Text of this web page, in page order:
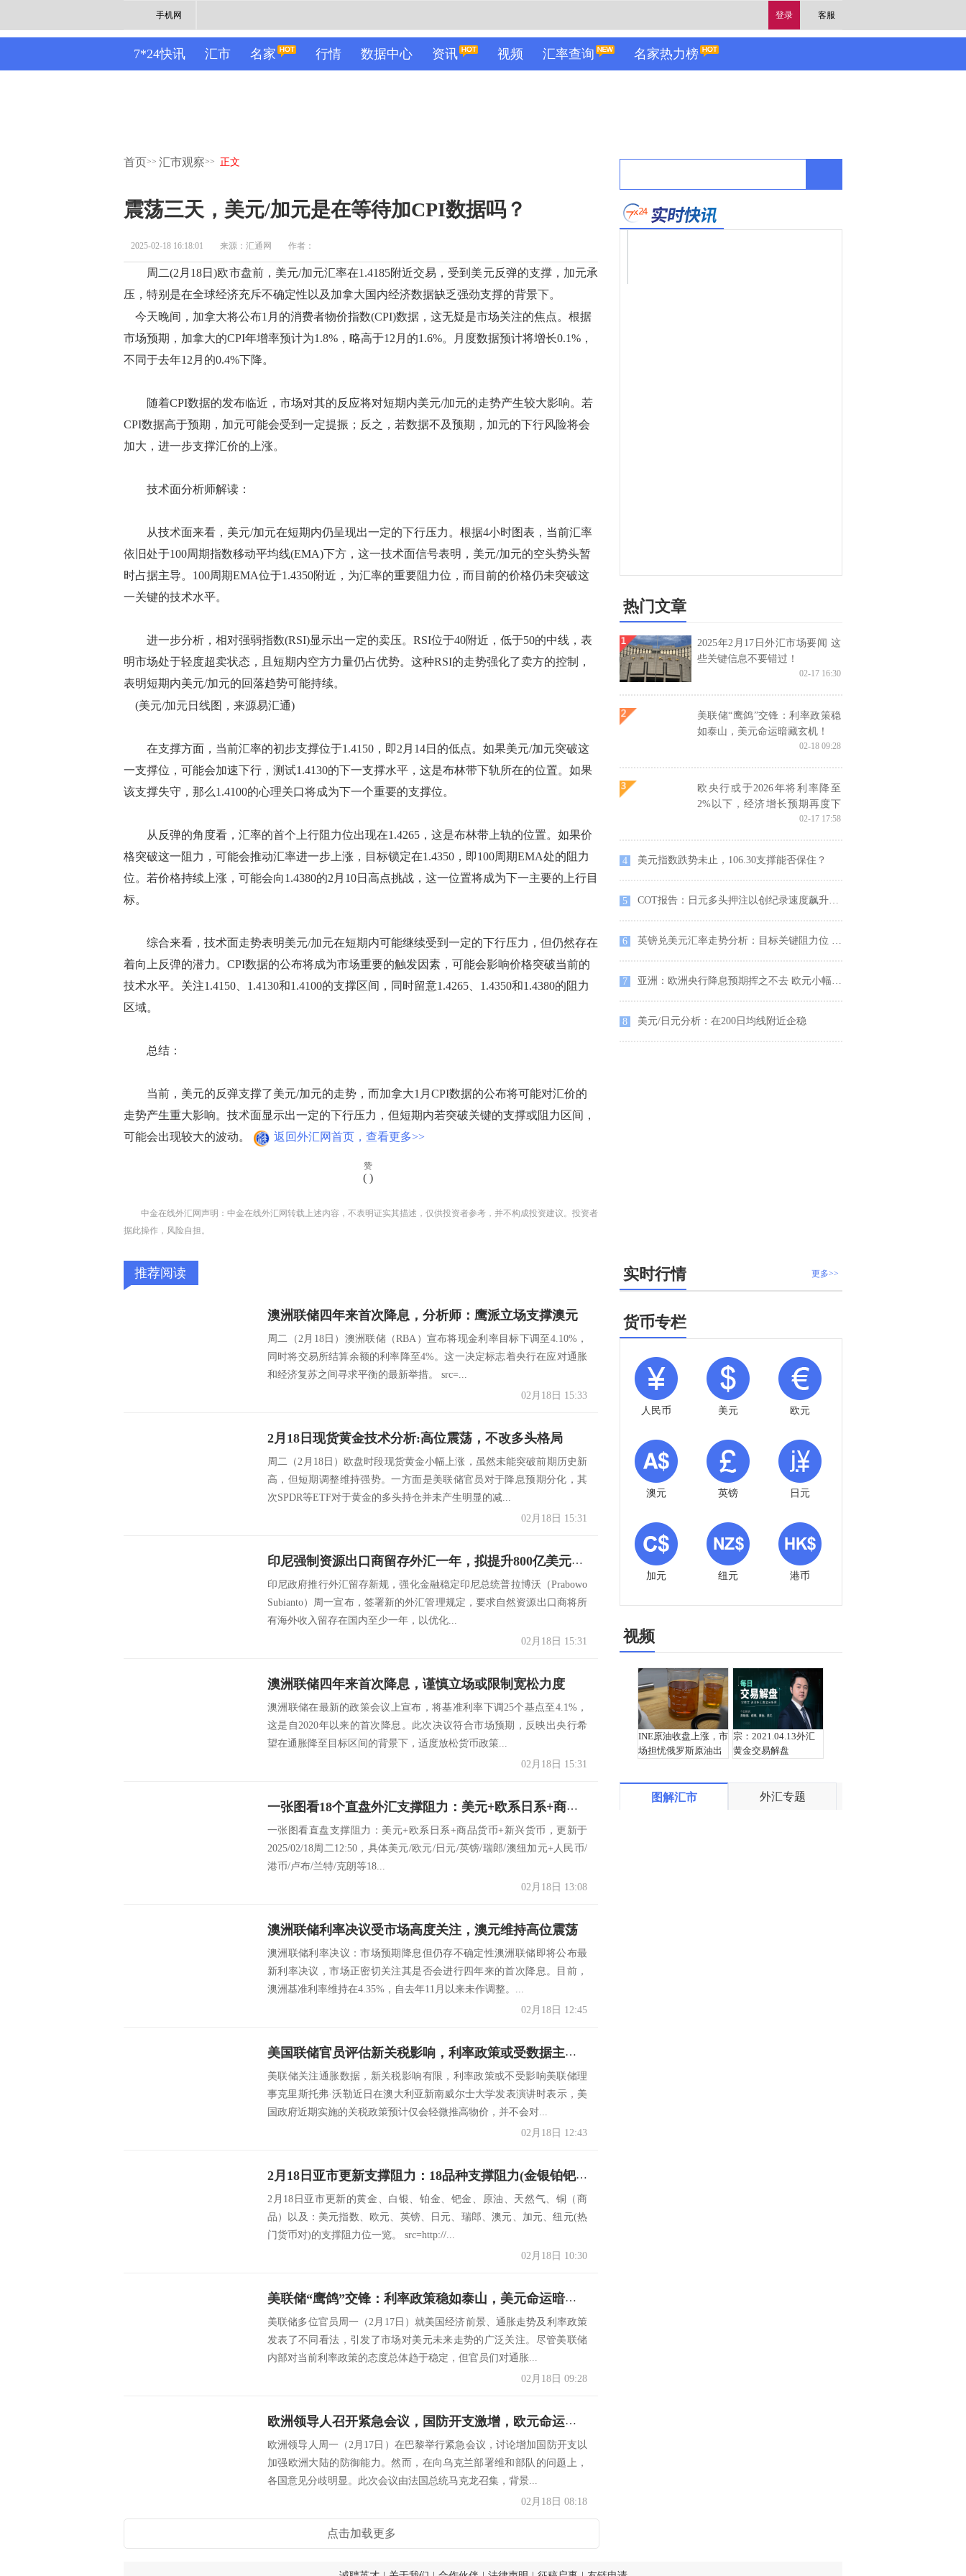
登录 客服
手机网
7*24快讯 汇市 名家 行情 数据中心 资讯 视频 汇率查询 名家热力榜
首页>> 汇市观察>> 正文
震荡三天，美元/加元是在等待加CPI数据吗？
2025-02-18 16:18:01 来源：汇通网 作者：
周二(2月18日)欧市盘前，美元/加元汇率在1.4185附近交易，受到美元反弹的支撑，加元承
压，特别是在全球经济充斥不确定性以及加拿大国内经济数据缺乏强劲支撑的背景下。
今天晚间，加拿大将公布1月的消费者物价指数(CPI)数据，这无疑是市场关注的焦点。根据
市场预期，加拿大的CPI年增率预计为1.8%，略高于12月的1.6%。月度数据预计将增长0.1%，
不同于去年12月的0.4%下降。
随着CPI数据的发布临近，市场对其的反应将对短期内美元/加元的走势产生较大影响。若
CPI数据高于预期，加元可能会受到一定提振；反之，若数据不及预期，加元的下行风险将会
加大，进一步支撑汇价的上涨。
技术面分析师解读：
从技术面来看，美元/加元在短期内仍呈现出一定的下行压力。根据4小时图表，当前汇率
依旧处于100周期指数移动平均线(EMA)下方，这一技术面信号表明，美元/加元的空头势头暂
时占据主导。100周期EMA位于1.4350附近，为汇率的重要阻力位，而目前的价格仍未突破这
一关键的技术水平。
进一步分析，相对强弱指数(RSI)显示出一定的卖压。RSI位于40附近，低于50的中线，表
明市场处于轻度超卖状态，且短期内空方力量仍占优势。这种RSI的走势强化了卖方的控制，
表明短期内美元/加元的回落趋势可能持续。
(美元/加元日线图，来源易汇通)
在支撑方面，当前汇率的初步支撑位于1.4150，即2月14日的低点。如果美元/加元突破这
一支撑位，可能会加速下行，测试1.4130的下一支撑水平，这是布林带下轨所在的位置。如果
该支撑失守，那么1.4100的心理关口将成为下一个重要的支撑位。
从反弹的角度看，汇率的首个上行阻力位出现在1.4265，这是布林带上轨的位置。如果价
格突破这一阻力，可能会推动汇率进一步上涨，目标锁定在1.4350，即100周期EMA处的阻力
位。若价格持续上涨，可能会向1.4380的2月10日高点挑战，这一位置将成为下一主要的上行目
标。
综合来看，技术面走势表明美元/加元在短期内可能继续受到一定的下行压力，但仍然存在
着向上反弹的潜力。CPI数据的公布将成为市场重要的触发因素，可能会影响价格突破当前的
技术水平。关注1.4150、1.4130和1.4100的支撑区间，同时留意1.4265、1.4350和1.4380的阻力
区域。
总结：
当前，美元的反弹支撑了美元/加元的走势，而加拿大1月CPI数据的公布将可能对汇价的
走势产生重大影响。技术面显示出一定的下行压力，但短期内若突破关键的支撑或阻力区间，
可能会出现较大的波动。
返回外汇网首页，查看更多>>
赞
( )
中金在线外汇网声明：中金在线外汇网转载上述内容，不表明证实其描述，仅供投资者参考，并不构成投资建议。投资者
据此操作，风险自担。
推荐阅读
澳洲联储四年来首次降息，分析师：鹰派立场支撑澳元
周二（2月18日）澳洲联储（RBA）宣布将现金利率目标下调至4.10%，
同时将交易所结算余额的利率降至4%。这一决定标志着央行在应对通胀
和经济复苏之间寻求平衡的最新举措。 src=...
02月18日 15:33
2月18日现货黄金技术分析:高位震荡，不改多头格局
周二（2月18日）欧盘时段现货黄金小幅上涨，虽然未能突破前期历史新
高，但短期调整维持强势。一方面是美联储官员对于降息预期分化，其
次SPDR等ETF对于黄金的多头持仓并未产生明显的减...
02月18日 15:31
印尼强制资源出口商留存外汇一年，拟提升800亿美元储备稳定卢比
印尼政府推行外汇留存新规，强化金融稳定印尼总统普拉博沃（Prabowo
Subianto）周一宣布，签署新的外汇管理规定，要求自然资源出口商将所
有海外收入留存在国内至少一年，以优化...
02月18日 15:31
澳洲联储四年来首次降息，谨慎立场或限制宽松力度
澳洲联储在最新的政策会议上宣布，将基准利率下调25个基点至4.1%，
这是自2020年以来的首次降息。此次决议符合市场预期，反映出央行希
望在通胀降至目标区间的背景下，适度放松货币政策...
02月18日 15:31
一张图看18个直盘外汇支撑阻力：美元+欧系日系+商品货币+新兴货币(2025/02/18)
一张图看直盘支撑阻力：美元+欧系日系+商品货币+新兴货币，更新于
2025/02/18周二12:50，具体美元/欧元/日元/英镑/瑞郎/澳纽加元+人民币/
港币/卢布/兰特/克朗等18...
02月18日 13:08
澳洲联储利率决议受市场高度关注，澳元维持高位震荡
澳洲联储利率决议：市场预期降息但仍存不确定性澳洲联储即将公布最
新利率决议，市场正密切关注其是否会进行四年来的首次降息。目前，
澳洲基准利率维持在4.35%，自去年11月以来未作调整。...
02月18日 12:45
美国联储官员评估新关税影响，利率政策或受数据主导调整
美联储关注通胀数据，新关税影响有限，利率政策或不受影响美联储理
事克里斯托弗·沃勒近日在澳大利亚新南威尔士大学发表演讲时表示，美
国政府近期实施的关税政策预计仅会轻微推高物价，并不会对...
02月18日 12:43
2月18日亚市更新支撑阻力：18品种支撑阻力(金银铂钯原油天然气铜及十大货币对)
2月18日亚市更新的黄金、白银、铂金、钯金、原油、天然气、铜（商
品）以及：美元指数、欧元、英镑、日元、瑞郎、澳元、加元、纽元(热
门货币对)的支撑阻力位一览。 src=http://...
02月18日 10:30
美联储“鹰鸽”交锋：利率政策稳如泰山，美元命运暗藏玄机！
美联储多位官员周一（2月17日）就美国经济前景、通胀走势及利率政策
发表了不同看法，引发了市场对美元未来走势的广泛关注。尽管美联储
内部对当前利率政策的态度总体趋于稳定，但官员们对通胀...
02月18日 09:28
欧洲领导人召开紧急会议，国防开支激增，欧元命运悬而未决！
欧洲领导人周一（2月17日）在巴黎举行紧急会议，讨论增加国防开支以
加强欧洲大陆的防御能力。然而，在向乌克兰部署维和部队的问题上，
各国意见分歧明显。此次会议由法国总统马克龙召集，背景...
02月18日 08:18
点击加载更多
热门文章
2025年2月17日外汇市场要闻 这
些关键信息不要错过！
02-17 16:30
美联储“鹰鸽”交锋：利率政策稳
如泰山，美元命运暗藏玄机！
02-18 09:28
欧央行或于2026年将利率降至
2%以下，经济增长预期再度下
02-17 17:58
4 美元指数跌势未止，106.30支撑能否保住？
5 COT报告：日元多头押注以创纪录速度飙升，美元资金外流持续
6 英镑兑美元汇率走势分析：目标关键阻力位 1.2630
7 亚洲：欧洲央行降息预期挥之不去 欧元小幅收跌
8 美元/日元分析：在200日均线附近企稳
更多>>
实时行情
货币专栏
人民币 美元 欧元
澳元 英镑 日元
加元 纽元 港币
视频
INE原油收盘上涨，市
场担忧俄罗斯原油出
宗：2021.04.13外汇
黄金交易解盘
图解汇市 外汇专题